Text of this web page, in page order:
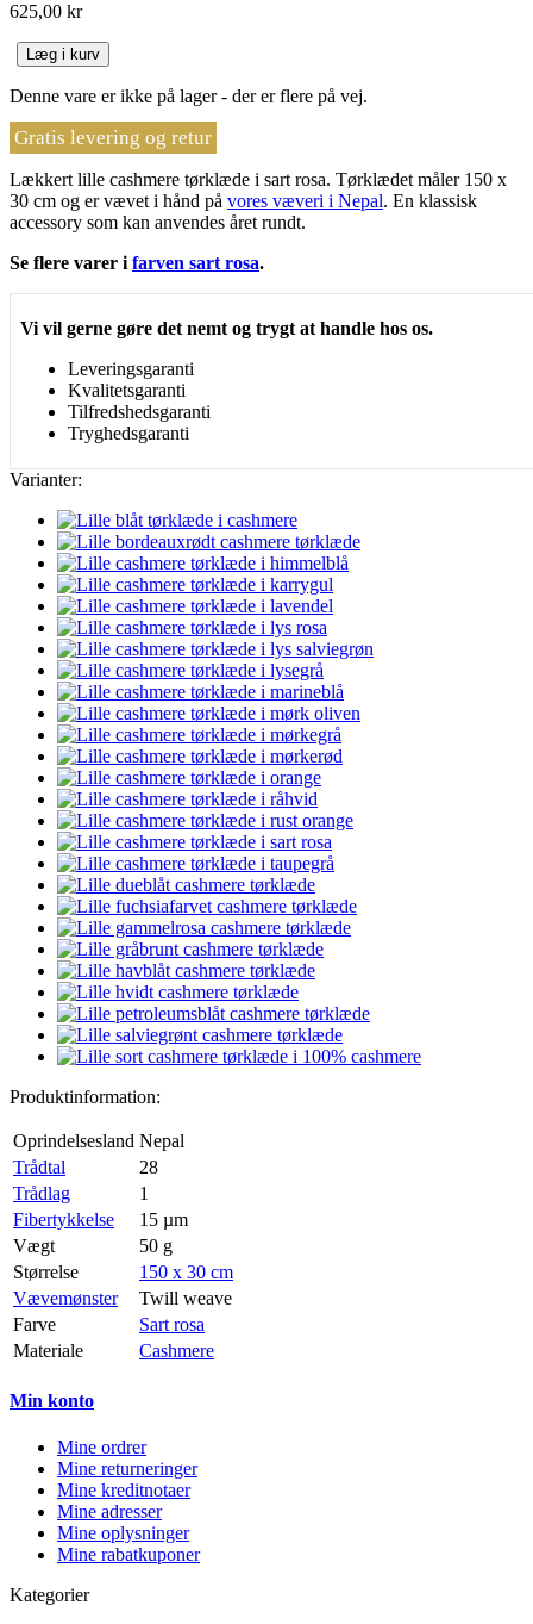
625,00 kr
Læg i kurv
Denne vare er ikke på lager - der er flere på vej.
Gratis levering og retur
Lækkert lille cashmere tørklæde i sart rosa. Tørklædet måler 150 x
30 cm og er vævet i hånd på vores væveri i Nepal. En klassisk
accessory som kan anvendes året rundt.
Se flere varer i farven sart rosa.
Vi vil gerne gøre det nemt og trygt at handle hos os.
Leveringsgaranti
Kvalitetsgaranti
Tilfredshedsgaranti
Tryghedsgaranti
Varianter:
Produktinformation:
Oprindelsesland Nepal
Trådtal
28
Trådlag
1
Fibertykkelse
15 µm
Vægt
50 g
Størrelse
150 x 30 cm
Vævemønster
Twill weave
Farve
Sart rosa
Materiale
Cashmere
Min konto
Mine ordrer
Mine returneringer
Mine kreditnotaer
Mine adresser
Mine oplysninger
Mine rabatkuponer
Kategorier